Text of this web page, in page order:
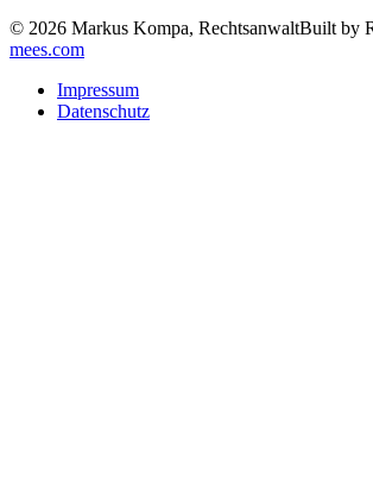
© 2026 Markus Kompa, RechtsanwaltBuilt by
mees.com
Impressum
Datenschutz